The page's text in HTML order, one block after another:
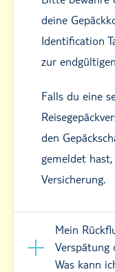
deine
Identification
zur
Falls du eine
den
gemeldet
Versicherung.
Mein
Verspätung
Was kann